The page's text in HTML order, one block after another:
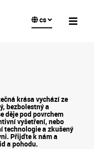
cs
krása vychází ze
bezbolestný a
děje pod povrchem
vyšetření, nebo
technologie a zkušený
Přijďte k nám a
a pohodu.